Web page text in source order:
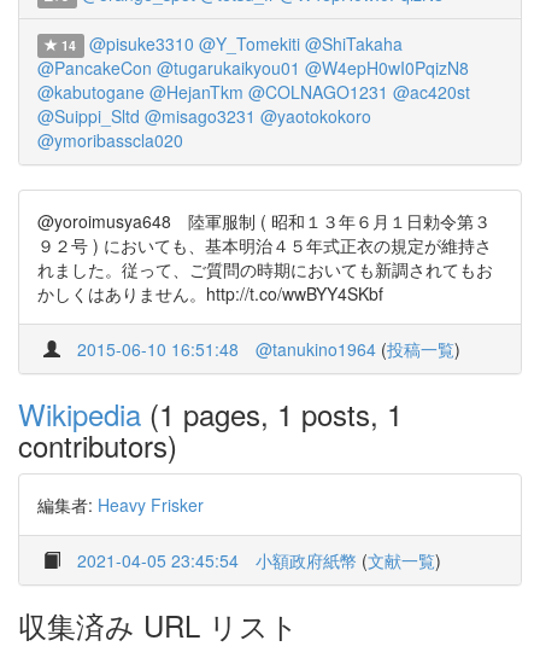
14 @pisuke3310 @Y_Tomekiti @ShiTakaha
@PancakeCon @tugarukaikyou01 @W4epH0wI0PqizN8
@kabutogane @HejanTkm @COLNAGO1231 @ac420st
@Suippi_Sltd @misago3231 @yaotokokoro
@ymoribasscla020
@yoroimusya648 陸軍服制 ( 昭和１３年６月１日勅令第３
９２号 ) においても、基本明治４５年式正衣の規定が維持さ
れました。従って、ご質問の時期においても新調されてもお
かしくはありません。http://t.co/wwBYY4SKbf
2015-06-10 16:51:48 @tanukino1964 (投稿一覧)
Wikipedia (1 pages, 1 posts, 1
contributors)
編集者: Heavy Frisker
2021-04-05 23:45:54 小額政府紙幣 (文献一覧)
収集済み URL リスト